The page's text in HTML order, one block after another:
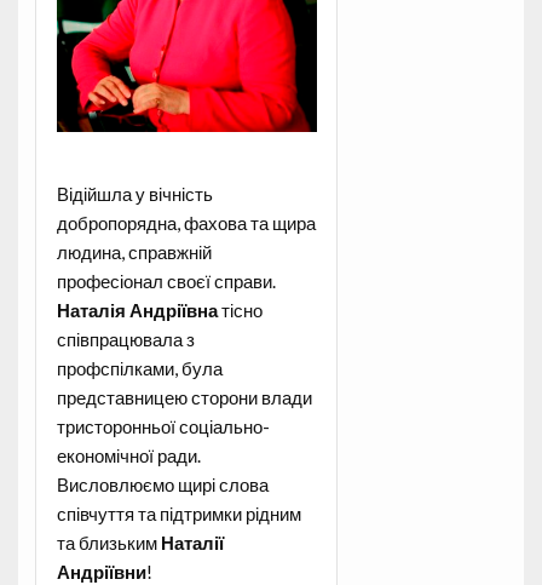
Відійшла у вічність
добропорядна, фахова та щира
людина, справжній
професіонал своєї справи.
Наталія Андріївнатісно
співпрацювала з
профспілками, була
представницею сторони влади
тристоронньої соціально-
економічної ради.
Висловлюємо щирі слова
співчуття та підтримки рідним
та близьким Наталії
Андріївни!